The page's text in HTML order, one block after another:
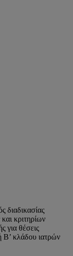
κριτηρίων
για θέσεις
Β’ κλάδου ιατρών